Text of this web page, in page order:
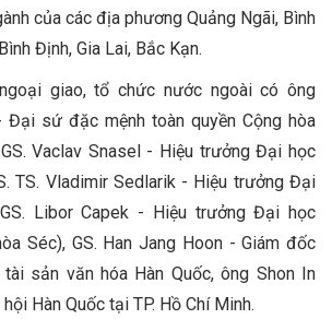
của các địa phương Quảng Ngãi, Bình
Định, Gia Lai, Bắc Kạn.
giao, tổ chức nước ngoài có ông
Đại sứ đặc mệnh toàn quyền Cộng hòa
Vaclav Snasel - Hiệu trưởng Đại học
TS. Vladimir Sedlarik - Hiệu trưởng Đại
Libor Capek - Hiệu trưởng Đại học
Séc), GS. Han Jang Hoon - Giám đốc
sản văn hóa Hàn Quốc, ông Shon In
Hàn Quốc tại TP. Hồ Chí Minh.